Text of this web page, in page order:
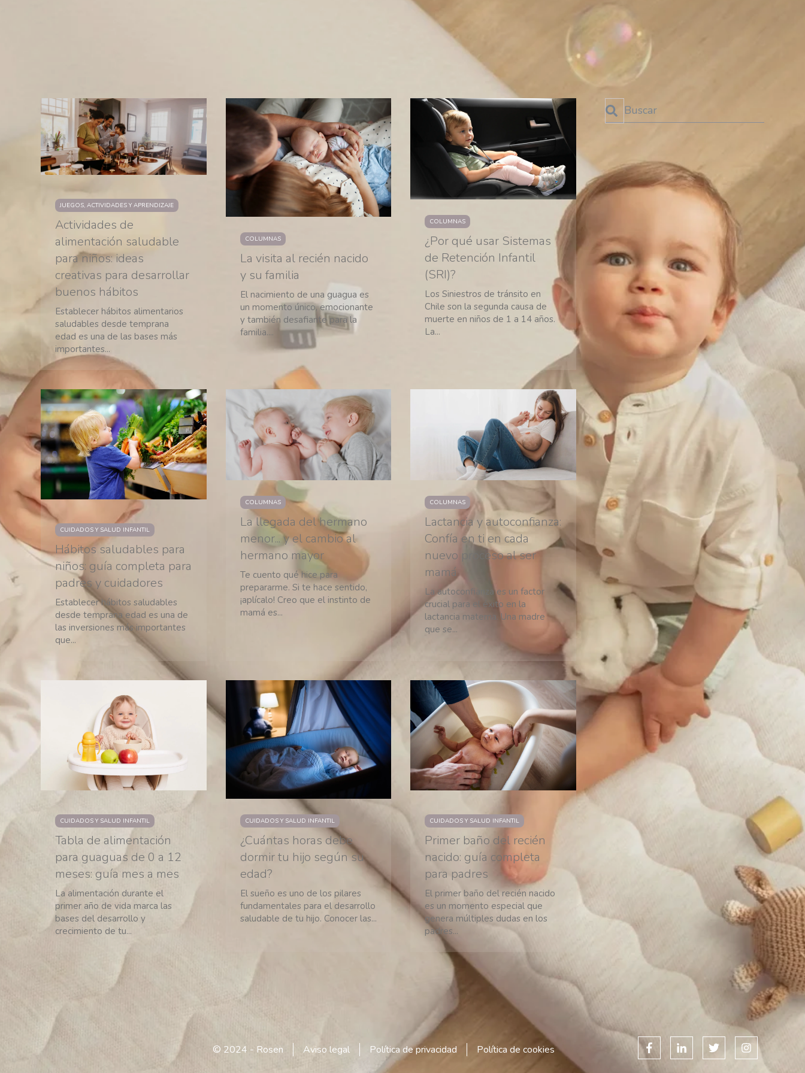
Actividades de
alimentación saludable
para niños: ideas
creativas para desarrollar
buenos hábitos
JUEGOS, ACTIVIDADES Y APRENDIZAJE
Establecer hábitos alimentarios
saludables desde temprana
edad es una de las bases más
importantes...
La visita al recién nacido
y su familia
COLUMNAS
El nacimiento de una guagua es
un momento único, emocionante
y también desafiante para la
familia....
¿Por qué usar Sistemas
de Retención Infantil
(SRI)?
COLUMNAS
Los Siniestros de tránsito en
Chile son la segunda causa de
muerte en niños de 1 a 14 años.
La...
Hábitos saludables para
niños: guía completa para
padres y cuidadores
CUIDADOS Y SALUD INFANTIL
Establecer hábitos saludables
desde temprana edad es una de
las inversiones más importantes
que...
La llegada del hermano
menor... y el cambio al
hermano mayor
COLUMNAS
Te cuento qué hice para
prepararme. Si te hace sentido,
¡aplícalo! Creo que el instinto de
mamá es...
Lactancia y autoconfianza:
Confía en ti en cada
nuevo proceso al ser
mamá
COLUMNAS
La autoconfianza es un factor
crucial para el éxito en la
lactancia materna. Una madre
que se...
Tabla de alimentación
para guaguas de 0 a 12
meses: guía mes a mes
CUIDADOS Y SALUD INFANTIL
La alimentación durante el
primer año de vida marca las
bases del desarrollo y
crecimiento de tu...
¿Cuántas horas debe
dormir tu hijo según su
edad?
CUIDADOS Y SALUD INFANTIL
El sueño es uno de los pilares
fundamentales para el desarrollo
saludable de tu hijo. Conocer las...
Primer baño del recién
nacido: guía completa
para padres
CUIDADOS Y SALUD INFANTIL
El primer baño del recién nacido
es un momento especial que
genera múltiples dudas en los
padres...
13 14
Esto es un campo de búsqueda con una función de
SUSCRÍBETE AL BLOG
¡No te pierdas las últimas
SUSCRIBIRME!
Categorías
Cuidados y salud infantil
Recursos para padres
Embarazo y parto
(15)
Columnas(13)
Juegos, actividades y
aprendizaje
Celebraciones
Decoración
© 2024 - Rosen Aviso legal Política de privacidad Política de cookies